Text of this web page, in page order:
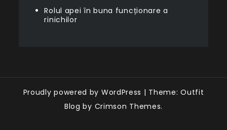
Rolul apei în buna funcționare a
rinichilor
Proudly powered by WordPress | Theme: Outfit
Blog by Crimson Themes.